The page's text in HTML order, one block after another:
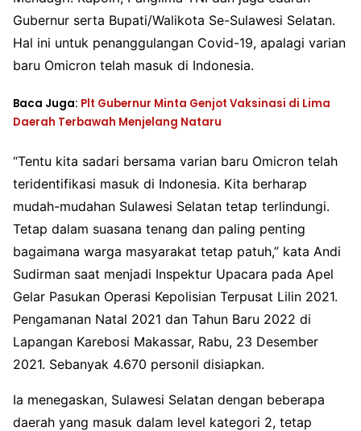
Gubernur serta Bupati/Walikota Se-Sulawesi Selatan.
Hal ini untuk penanggulangan Covid-19, apalagi varian
baru Omicron telah masuk di Indonesia.
Baca Juga: Plt Gubernur Minta Genjot Vaksinasi di Lima
Daerah Terbawah Menjelang Nataru
“Tentu kita sadari bersama varian baru Omicron telah
teridentifikasi masuk di Indonesia. Kita berharap
mudah-mudahan Sulawesi Selatan tetap terlindungi.
Tetap dalam suasana tenang dan paling penting
bagaimana warga masyarakat tetap patuh,” kata Andi
Sudirman saat menjadi Inspektur Upacara pada Apel
Gelar Pasukan Operasi Kepolisian Terpusat Lilin 2021.
Pengamanan Natal 2021 dan Tahun Baru 2022 di
Lapangan Karebosi Makassar, Rabu, 23 Desember
2021. Sebanyak 4.670 personil disiapkan.
Ia menegaskan, Sulawesi Selatan dengan beberapa
daerah yang masuk dalam level kategori 2, tetap